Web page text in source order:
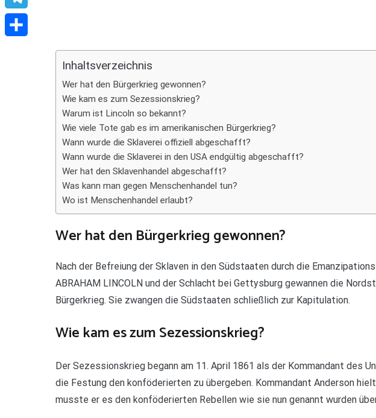
Inhaltsverzeichnis
Wer hat den Bürgerkrieg gewonnen?
Wie kam es zum Sezessionskrieg?
Warum ist Lincoln so bekannt?
Wie viele Tote gab es im amerikanischen Bürgerkrieg?
Wann wurde die Sklaverei offiziell abgeschafft?
Wann wurde die Sklaverei in den USA endgültig abgeschafft?
Wer hat den Sklavenhandel abgeschafft?
Was kann man gegen Menschenhandel tun?
Wo ist Menschenhandel erlaubt?
Wer hat den Bürgerkrieg gewonnen?
Nach der Befreiung der Sklaven in den Südstaaten durch die
ABRAHAM LINCOLN und der Schlacht bei Gettysburg gewannen die
Bürgerkrieg. Sie zwangen die Südstaaten schließlich zur Kapitulation.
Wie kam es zum Sezessionskrieg?
Der Sezessionskrieg begann am 11. April 1861 als der Kommandant des
die Festung den konföderierten zu übergeben. Kommandant Anderson
musste er es den konföderierten Rebellen wie sie nun genannt wurden
Telegram